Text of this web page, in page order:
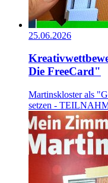
25.06.2026
Die FreeCard"
Martinskloster als
setzen -